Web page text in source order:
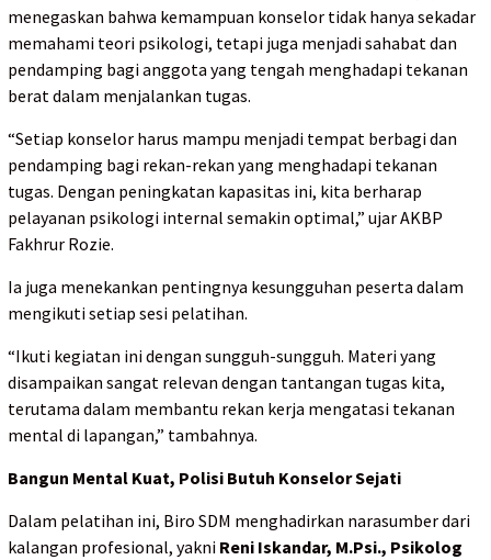
menegaskan bahwa kemampuan konselor tidak hanya sekadar
memahami teori psikologi, tetapi juga menjadi sahabat dan
pendamping bagi anggota yang tengah menghadapi tekanan
berat dalam menjalankan tugas.
“Setiap konselor harus mampu menjadi tempat berbagi dan
pendamping bagi rekan-rekan yang menghadapi tekanan
tugas. Dengan peningkatan kapasitas ini, kita berharap
pelayanan psikologi internal semakin optimal,” ujar AKBP
Fakhrur Rozie.
Ia juga menekankan pentingnya kesungguhan peserta dalam
mengikuti setiap sesi pelatihan.
“Ikuti kegiatan ini dengan sungguh-sungguh. Materi yang
disampaikan sangat relevan dengan tantangan tugas kita,
terutama dalam membantu rekan kerja mengatasi tekanan
mental di lapangan,” tambahnya.
Bangun Mental Kuat, Polisi Butuh Konselor Sejati
Dalam pelatihan ini, Biro SDM menghadirkan narasumber dari
kalangan profesional, yakni Reni Iskandar, M.Psi., Psikolog